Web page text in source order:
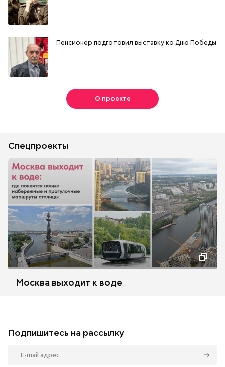
Пенсионер подготовил выставку ко Дню Победы
О проекте
Спецпроекты
Москва выходит к воде
Подпишитесь на рассылку